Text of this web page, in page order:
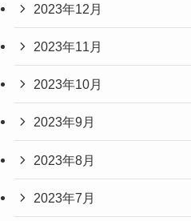
2023年12月
2023年11月
2023年10月
2023年9月
2023年8月
2023年7月